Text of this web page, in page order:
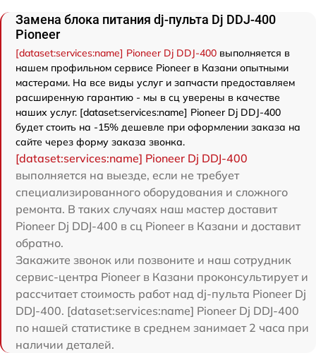
Замена блока питания dj-пульта Dj DDJ-400
Pioneer
[dataset:services:name] Pioneer Dj DDJ-400 выполняется в
нашем профильном сервисе Pioneer в Казани опытными
мастерами. На все виды услуг и запчасти предоставляем
расширенную гарантию - мы в сц уверены в качестве
наших услуг. [dataset:services:name] Pioneer Dj DDJ-400
будет стоить на -15% дешевле при оформлении заказа на
сайте через форму заказа звонка.
[dataset:services:name] Pioneer Dj DDJ-400
выполняется на выезде, если не требует
специализированного оборудования и сложного
ремонта. В таких случаях наш мастер доставит
Pioneer Dj DDJ-400 в сц Pioneer в Казани и доставит
обратно.
Закажите звонок или позвоните и наш сотрудник
сервис-центра Pioneer в Казани проконсультирует и
рассчитает стоимость работ над dj-пульта Pioneer Dj
DDJ-400. [dataset:services:name] Pioneer Dj DDJ-400
по нашей статистике в среднем занимает 2 часа при
наличии деталей.